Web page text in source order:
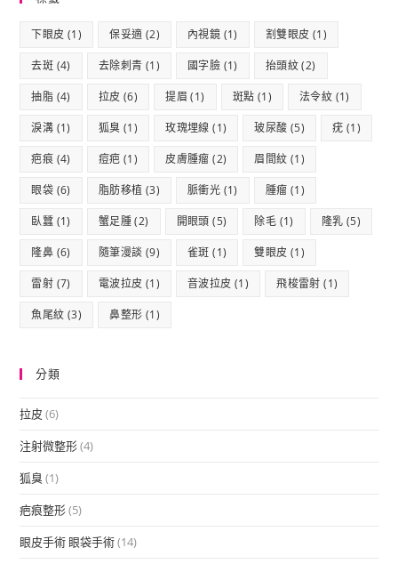
下眼皮 (1) 保妥適 (2) 內視鏡 (1) 割雙眼皮 (1)
去斑 (4) 去除刺青 (1) 國字臉 (1) 抬頭紋(2)
抽脂 (4) 拉皮 (6) 提眉 (1) 斑點 (1) 法令紋 (1)
淚溝 (1) 狐臭 (1) 玫瑰埋線 (1) 玻尿酸 (5) 疣 (1)
疤痕 (4) 痘疤 (1) 皮膚腫瘤 (2) 眉間紋 (1)
眼袋 (6) 脂肪移植 (3) 脈衝光 (1) 腫瘤 (1)
臥蠶 (1) 蟹足腫(2) 開眼頭 (5) 除毛 (1) 隆乳 (5)
隆鼻 (6) 隨筆漫談 (9) 雀斑 (1) 雙眼皮 (1)
雷射 (7) 電波拉皮 (1) 音波拉皮 (1) 飛梭雷射 (1)
魚尾紋 (3) 鼻整形 (1)
分類
拉皮 (6)
注射微整形(4)
狐臭(1)
疤痕整形(5)
眼皮手術 眼袋手術(14)